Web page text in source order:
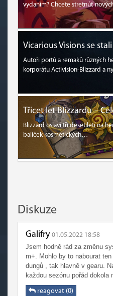
vydaním? Chcete stretnúť
Vicarious Visions se
Autoři portů a remaků různých
korporátu Activision-Blizzard a
Třicet let Blizzardu –
Blizzard oslaví tři desetiletí na
balíček kosmetických…
Diskuze
Galifry 01.05.2022 18:58
Jsem hodně rád za změnu
m+. Mohlo by to nabourat
dungů , tak hlavně v gearu.
každou sezónu pořád dokola
reagovat (0)